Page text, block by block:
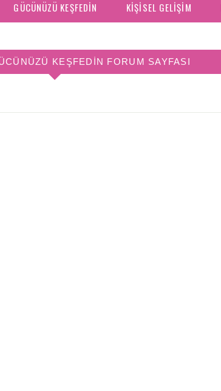
GÜCÜNÜZÜ KEŞFEDIN KIŞISEL GELIŞIM
KEŞFEDIN FORUM SAYFASI